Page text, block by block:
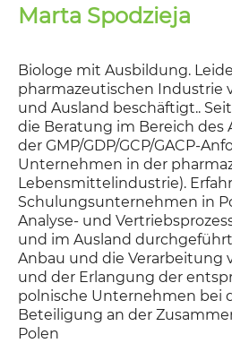
Marta Spodzieja
Biologe mit Ausbildung.
pharmazeutischen Industrie
und Ausland beschäftigt..
die Beratung im Bereich des
der GMP/GDP/GCP/GACP-
Unternehmen in der
Lebensmittelindustrie).
Schulungsunternehmen in
Analyse- und
und im Ausland
Anbau und die Verarbeitung
und der Erlangung der
polnische Unternehmen bei
Beteiligung an der
Polen